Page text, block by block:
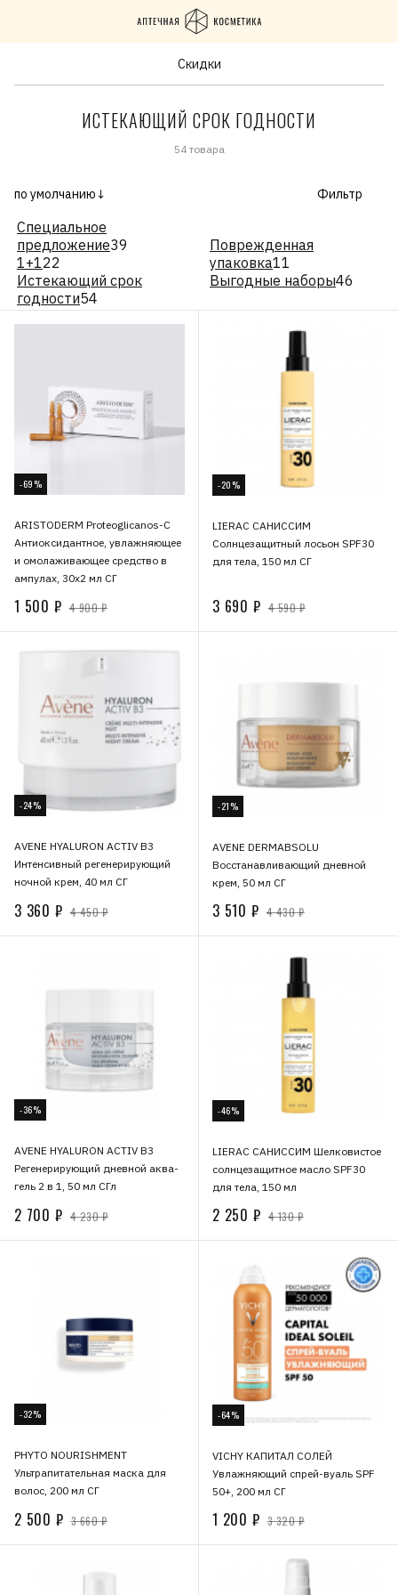
Скидки
ИСТЕКАЮЩИЙ СРОК ГОДНОСТИ
54 товара
по умолчанию↓ Фильтр
Специальное
предложение39
1+122
Истекающий срок
годности54
Поврежденная
упаковка11
Выгодные наборы46
-69%
ARISTODERM Proteoglicanos-C
Антиоксидантное, увлажняющее
и омолаживающее средство в
ампулах, 30х2 мл СГ
1 500 ₽ 4 900 ₽
-20%
LIERAC САНИССИМ
Солнцезащитный лосьон SPF30
для тела, 150 мл СГ
3 690 ₽ 4 590 ₽
-24%
AVENE HYALURON ACTIV B3
Интенсивный регенерирующий
ночной крем, 40 мл СГ
3 360 ₽ 4 450 ₽
-21%
AVENE DERMABSOLU
Восстанавливающий дневной
крем, 50 мл СГ
3 510 ₽ 4 430 ₽
-36%
AVENE HYALURON ACTIV B3
Регенерирующий дневной аква-
гель 2 в 1, 50 мл СГл
2 700 ₽ 4 230 ₽
-46%
LIERAC САНИССИМ Шелковистое
солнцезащитное масло SPF30
для тела, 150 мл
2 250 ₽ 4 130 ₽
-32%
PHYTO NOURISHMENT
Ультрапитательная маска для
волос, 200 мл СГ
2 500 ₽ 3 660 ₽
-64%
VICHY КАПИТАЛ СОЛЕЙ
Увлажняющий спрей-вуаль SPF
50+, 200 мл СГ
1 200 ₽ 3 320 ₽